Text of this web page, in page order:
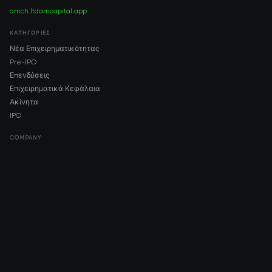
amch.ltdamcapital.app
ΚΑΤΗΓΟΡΊΕΣ
Νέα Επιχειρηματικότητας
Pre-IPO
Επενδύσεις
Επιχειρηματικά Κεφάλαια
Ακίνητα
IPO
COMPANY